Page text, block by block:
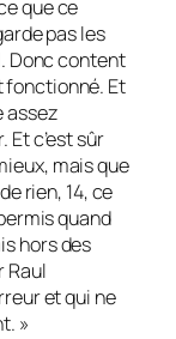
que ce
pas les
Donc content
fonctionné. Et
assez
c’est sûr
mais que
rien, 14, ce
quand
hors des
Raul
et qui ne
»